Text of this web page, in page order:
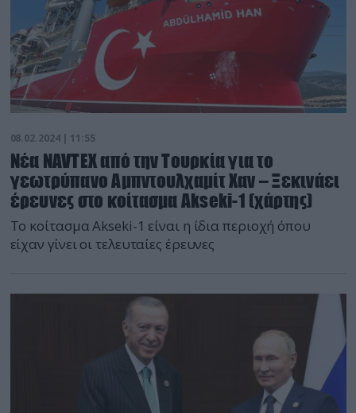
08.02.2024 | 11:55
Νέα NAVTEX από την Τουρκία για το
γεωτρύπανο Αμπντουλχαμίτ Χαν – Ξεκινάει
έρευνες στο κοίτασμα Akseki-1 (χάρτης)
Το κοίτασμα Akseki-1 είναι η ίδια περιοχή όπου
είχαν γίνει οι τελευταίες έρευνες